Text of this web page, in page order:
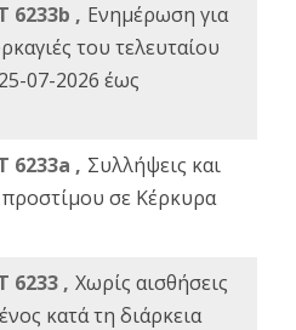
6233b , Ενημέρωση για
του τελευταίου
07-2026 έως
6233a , Συλλήψεις και
σε Κέρκυρα
6233 , Χωρίς αισθήσεις
κατά τη διάρκεια